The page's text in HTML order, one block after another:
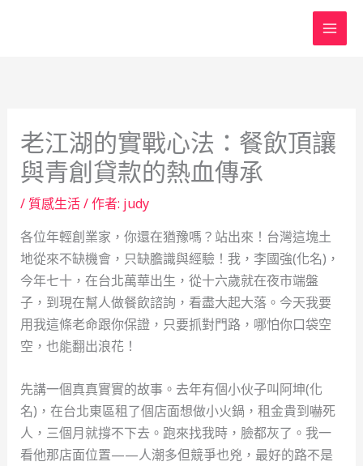
老江湖的實戰心法：餐飲頂讓
與青創貸款的熱血傳承
/ 質感生活/ 作者: judy
各位年輕創業家，你還在猶豫嗎？站出來！台灣這塊土
地從來不缺機會，只缺膽識與經驗！我，李國強(化名)，
今年七十，在台北萬華出生，從十六歲就在夜市端盤
子，到現在幫人做餐飲諮詢，看盡大起大落。今天我要
用我這條老命跟你保證，只要抓對門路，哪怕你口袋空
空，也能翻出浪花！
先講一個真真實實的故事。去年有個小伙子叫阿坤(化
名)，在台北東區租了個店面想做小火鍋，租金貴到嚇死
人，三個月就撐不下去。跑來找我時，臉都灰了。我一
看他那店面位置——人潮多但競爭也兇，最好的路不是